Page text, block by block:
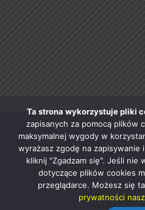
Ta strona wykorzystuje pliki
zapisanych za pomocą plików
maksymalnej wygody w
wyrażasz zgodę na zapisywanie
kliknij "Zgadzam się". Jeśli nie
dotyczące plików cookies
przeglądarce. Możesz się
prywatności